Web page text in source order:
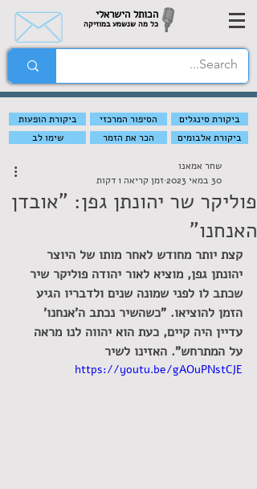
הכותל הישראלי
כל מה שנשמע במוזיקה
ביקורת הופעות הסיפור המרכזי
ביקורת סינגלים
שימו לב
הכר את הזמר ביקורת אלבומים
פוליקר שר יהונתן גפן: "אובדן
האנחנו"
שחר אמאנו
30 במאי 2023
זמן קריאה 1 דקות
קצת יותר מחודש לאחר מותו של היוצר
יהונתן גפן, מוציא לאור יהודה פוליקר שיר
שכתב לו לפני שמונה שנים ולדבריו הגיע
הזמן להוציאו. "כשהשיר נכתב ה'אנחנו'
עדיין היה קיים, כעת הוא יהווה לנו מראה
על המתרחש". האזינו לשיר
https://youtu.be/gAOuPNstCJE